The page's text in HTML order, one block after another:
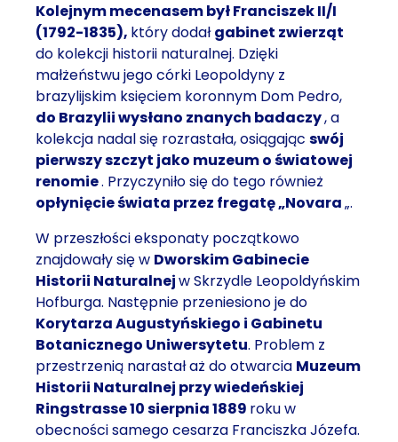
Kolejnym mecenasem był Franciszek II/I
(1792-1835), który dodałgabinet zwierząt
do kolekcji historii naturalnej. Dzięki
małżeństwu jego córki Leopoldyny z
brazylijskim księciem koronnym Dom Pedro,
do Brazylii wysłano znanych badaczy, a
kolekcja nadal się rozrastała, osiągając swój
pierwszy szczyt jako muzeum o światowej
renomie. Przyczyniło się do tego również
opłynięcie świata przez fregatę „Novara„.
W przeszłości eksponaty początkowo
znajdowały się w Dworskim Gabinecie
Historii Naturalnejw Skrzydle Leopoldyńskim
Hofburga. Następnie przeniesiono je do
Korytarza Augustyńskiego i Gabinetu
Botanicznego Uniwersytetu. Problem z
przestrzenią narastał aż do otwarcia Muzeum
Historii Naturalnej przy wiedeńskiej
Ringstrasse10 sierpnia 1889 roku w
obecności samego cesarza Franciszka Józefa.